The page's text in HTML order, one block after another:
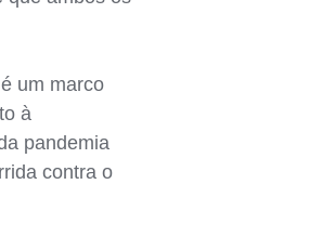
um marco
à
pandemia
contra o